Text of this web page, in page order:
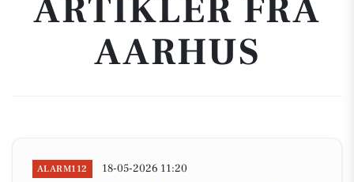
ARTIKLER FRA
AARHUS
ALARM112 18-05-2026 11:20